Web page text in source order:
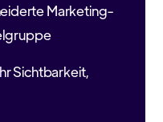
Marketing-
Sichtbarkeit,